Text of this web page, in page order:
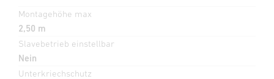
Montagehöhe max
2,50 m
Slavebetrieb einstellbar
Nein
Unterkriechschutz